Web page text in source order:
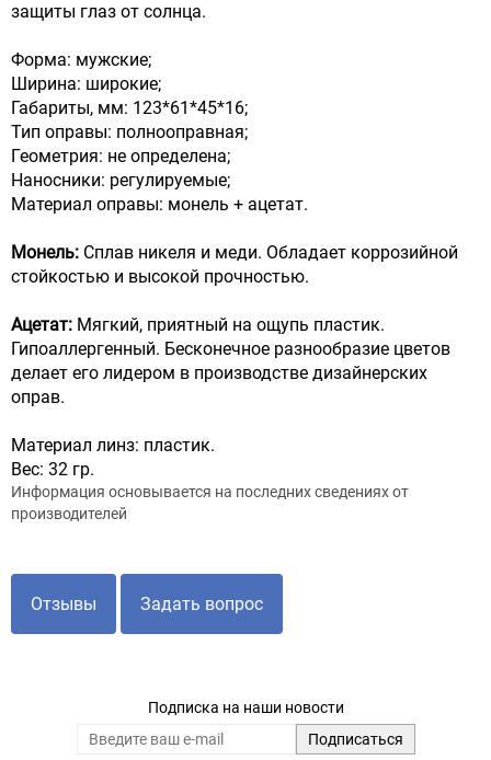
защиты глаз от солнца.
Форма: мужские;
Ширина: широкие;
Габариты, мм: 123*61*45*16;
Тип оправы: полнооправная;
Геометрия: не определена;
Наносники: регулируемые;
Материал оправы: монель + ацетат.
Монель: Сплав никеля и меди. Обладает коррозийной
стойкостью и высокой прочностью.
Ацетат: Мягкий, приятный на ощупь пластик.
Гипоаллергенный. Бесконечное разнообразие цветов
делает его лидером в производстве дизайнерских
оправ.
Материал линз: пластик.
Вес: 32 гр.
Информация основывается на последних сведениях от
производителей
Отзывы Задать вопрос
Подписка на наши новости